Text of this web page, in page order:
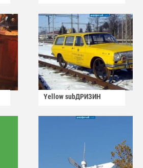
Yellow subДРИЗИН